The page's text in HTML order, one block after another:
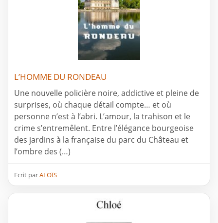
L’HOMME DU RONDEAU
Une nouvelle policière noire, addictive et pleine de
surprises, où chaque détail compte… et où
personne n’est à l’abri. L’amour, la trahison et le
crime s’entremêlent. Entre l’élégance bourgeoise
des jardins à la française du parc du Château et
l’ombre des (…)
Ecrit parALOÏS